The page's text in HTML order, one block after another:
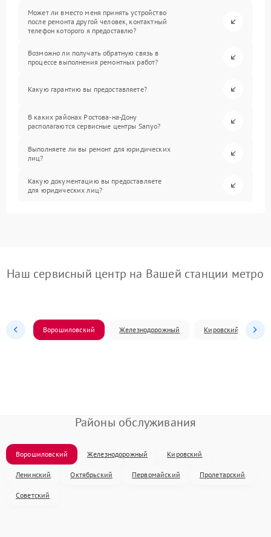
Может ли вместо меня принять устройство
после ремонта другой человек, контактный
телефон которого я предоставлю?
Возможно ли получать обратную связь в
процессе выполнения ремонтных работ?
Какую гарантию вы предоставляете?
В каких районах Ростова-на-Дону
располагаются сервисные центры Sanyo?
Выполняете ли вы ремонт для юридических
лиц?
Какую документацию вы предоставляете
для юридических лиц?
Наш сервисный центр на Вашей станции метро
Ворошиловский Железнодорожный Кировский
Районы обслуживания
Ворошиловский Железнодорожный Кировский
Ленинский Октябрьский Первомайский Пролетарский
Советский